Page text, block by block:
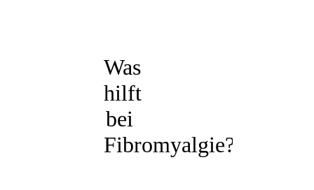
Was
hilft
bei
Fibromyalgie?